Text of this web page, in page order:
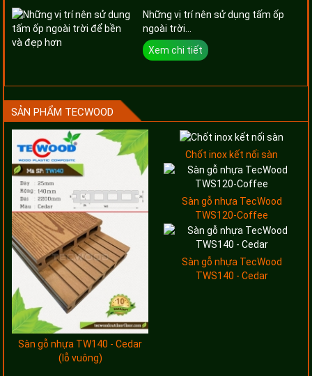
Những vị trí nên sử dụng tấm ốp
ngoài trời...
Xem chi tiết
SẢN PHẨM TECWOOD
Sàn gỗ nhựa TW140 - Cedar
(lỗ vuông)
Chốt inox kết nối sàn
Sàn gỗ nhựa TecWood
TWS120-Coffee
Sàn gỗ nhựa TecWood
TWS140 - Cedar